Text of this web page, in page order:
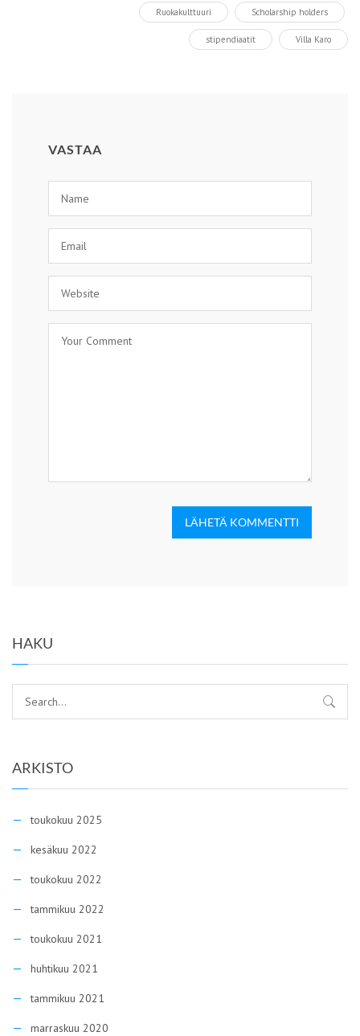
Ruokakulttuuri Scholarship holders
stipendiaatit Villa Karo
VASTAA
LÄHETÄ KOMMENTTI
HAKU
ARKISTO
toukokuu 2025
kesäkuu 2022
toukokuu 2022
tammikuu 2022
toukokuu 2021
huhtikuu 2021
tammikuu 2021
marraskuu 2020